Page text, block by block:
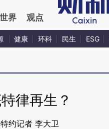
世界 观点
健康 环科 民生 ESG
律再生？
特约记者 李大卫